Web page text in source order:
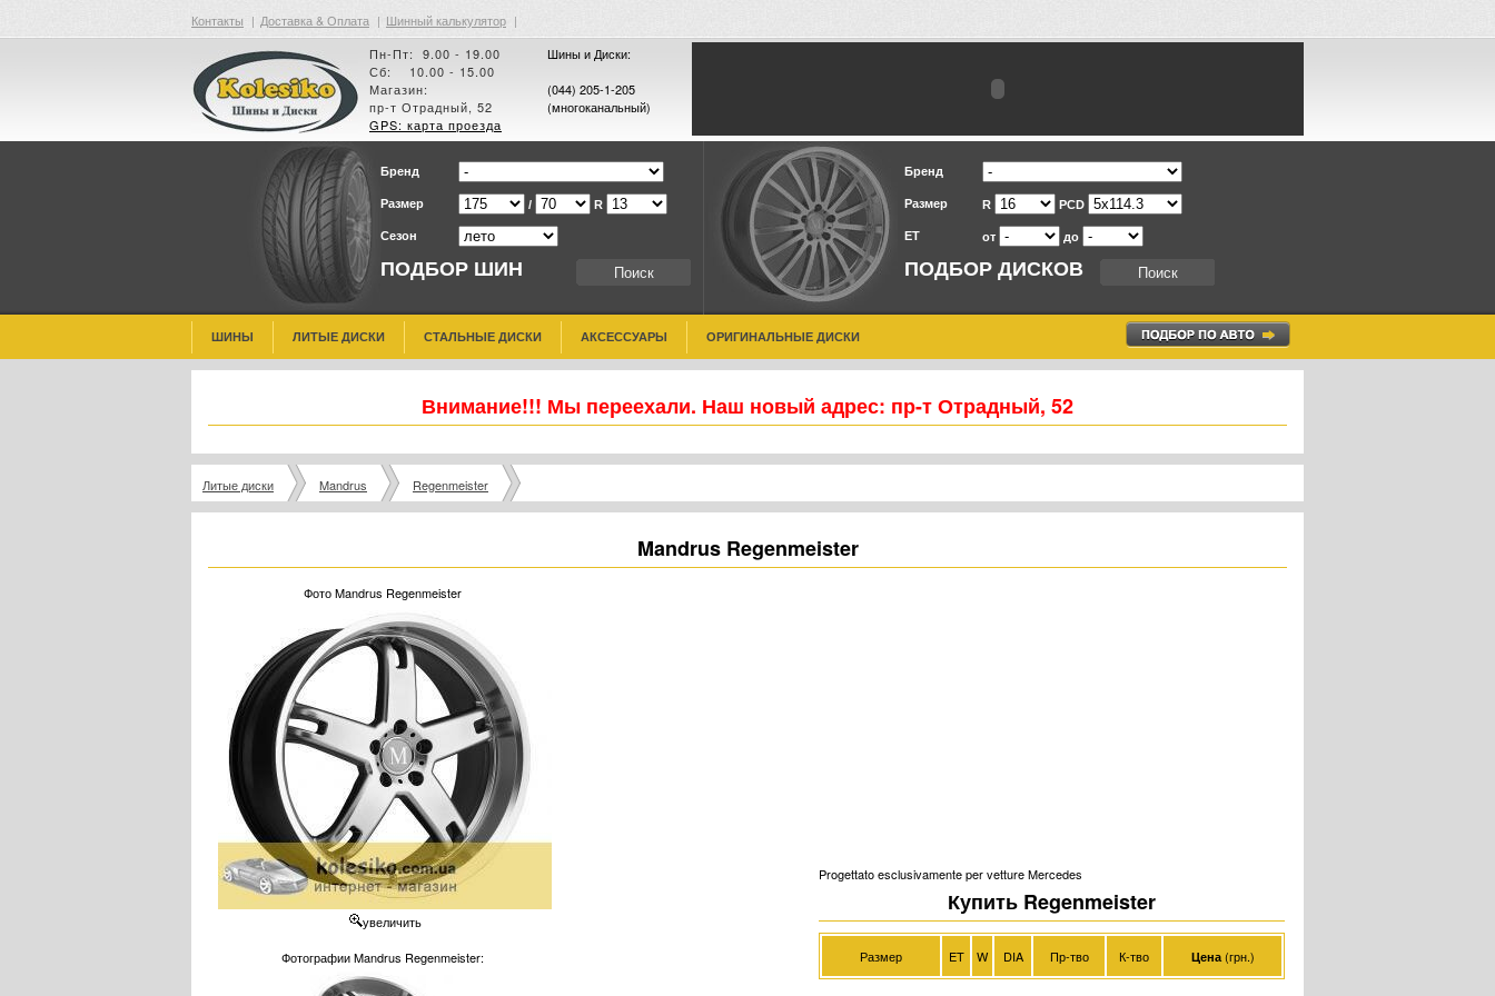
Контакты | Доставка & Оплата | Шинный калькулятор |
Пн-Пт: 9.00 - 19.00
Сб: 10.00 - 15.00
Магазин:
пр-т Отрадный, 52
GPS: карта проезда
Шины и Диски:
(044) 205-1-205
(многоканальный)
ПОДБОР ШИН
Бренд
Размер / R
Сезон
ПОДБОР ДИСКОВ
Бренд
Размер R PCD
ET от до
ШИНЫ ЛИТЫЕ ДИСКИ СТАЛЬНЫЕ ДИСКИ АКСЕССУАРЫ ОРИГИНАЛЬНЫЕ ДИСКИ
Внимание!!! Мы переехали. Наш новый адрес: пр-т Отрадный, 52
Литые диски Mandrus Regenmeister
Mandrus Regenmeister
Фото Mandrus Regenmeister
увеличить
Фотографии Mandrus Regenmeister:
Progettato esclusivamente per vetture Mercedes
Купить Regenmeister
Размер ET W DIA Пр-тво К-тво Цена(грн.)